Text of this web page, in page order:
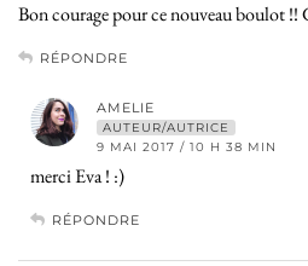
Bon courage pour ce nouveau boulot !!
RÉPONDRE
AMELIE
AUTEUR/AUTRICE
9 MAI 2017 / 10 H 38 MIN
merci Eva ! :)
RÉPONDRE